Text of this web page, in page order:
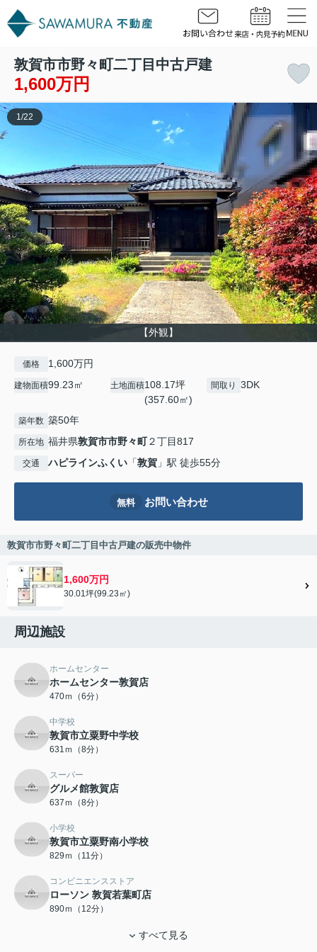
敦賀市市野々町二丁目中古戸建
1,600万円
【外観】
1 /22
価格 1,600万円
建物面積99.23㎡ 土地面積108.17坪
(357.60㎡)
間取り 3DK
築年数 築50年
所在地 福井県敦賀市市野々町２丁目817
交通 ハピラインふくい 「敦賀 」駅 徒歩55分
無料 お問い合わせ
敦賀市市野々町二丁目中古戸建の販売中物件
1,600万円
30.01坪(99.23㎡)
周辺施設
ホームセンター
ホームセンター敦賀店
470ｍ（6分）
中学校
敦賀市立粟野中学校
631ｍ（8分）
スーパー
グルメ館敦賀店
637ｍ（8分）
小学校
敦賀市立粟野南小学校
829ｍ（11分）
コンビニエンスストア
ローソン 敦賀若葉町店
890ｍ（12分）
すべて見る